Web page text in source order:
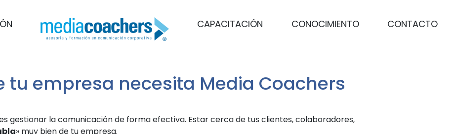
CAPACITACIÓN CONOCIMIENTO CONTACTO
tu empresa necesita Media Coachers
gestionar la comunicación de forma efectiva. Estar cerca de tus clientes, colaboradores,
» muy bien de tu empresa.